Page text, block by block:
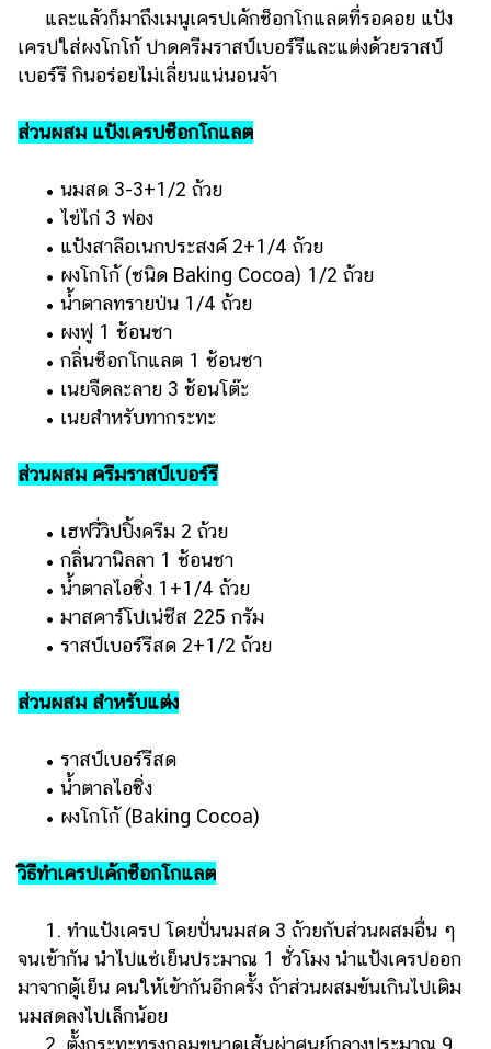
และแล้วก็มาถึงเมนูเครปเค้กช็อกโกแลตที่รอคอย แป้ง
เครปใส่ผงโกโก้ ปาดครีมราสป์เบอร์รีและแต่งด้วยราสป์
เบอร์รี กินอร่อยไม่เลี่ยนแน่นอนจ้า
ส่วนผสม แป้งเครปช็อกโกแลต
• นมสด 3-3+1/2 ถ้วย
• ไข่ไก่ 3 ฟอง
• แป้งสาลีอเนกประสงค์ 2+1/4 ถ้วย
• ผงโกโก้ (ชนิด Baking Cocoa) 1/2 ถ้วย
• น้ำตาลทรายป่น 1/4 ถ้วย
• ผงฟู 1 ช้อนชา
• กลิ่นช็อกโกแลต 1 ช้อนชา
• เนยจืดละลาย 3 ช้อนโต๊ะ
• เนยสำหรับทากระทะ
ส่วนผสม ครีมราสป์เบอร์รี
• เฮฟวี่วิปปิ้งครีม 2 ถ้วย
• กลิ่นวานิลลา 1 ช้อนชา
• น้ำตาลไอซิ่ง 1+1/4 ถ้วย
• มาสคาร์โปเน่ชีส 225 กรัม
• ราสป์เบอร์รีสด 2+1/2 ถ้วย
ส่วนผสม สำหรับแต่ง
• ราสป์เบอร์รีสด
• น้ำตาลไอซิ่ง
• ผงโกโก้ (Baking Cocoa)
วิธีทำเครปเค้กช็อกโกแลต
1. ทำแป้งเครป โดยปั่นนมสด 3 ถ้วยกับส่วนผสมอื่น ๆ
จนเข้ากัน นำไปแช่เย็นประมาณ 1 ชั่วโมง นำแป้งเครปออก
มาจากตู้เย็น คนให้เข้ากันอีกครั้ง ถ้าส่วนผสมข้นเกินไปเติม
นมสดลงไปเล็กน้อย
2. ตั้งกระทะทรงกลมขนาดเส้นผ่าศูนย์กลางประมาณ 9